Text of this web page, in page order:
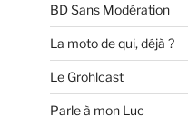
BD Sans Modération
La moto de qui, déjà ?
Le Grohlcast
Parle à mon Luc